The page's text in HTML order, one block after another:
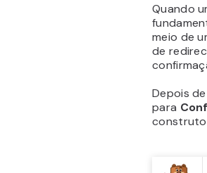
Quando
meio de
de
Depois
para